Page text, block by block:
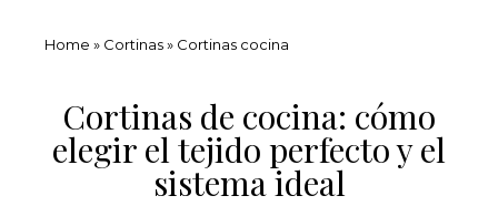
Home » Cortinas» Cortinas cocina
Cortinas de cocina: cómo
elegir el tejido perfecto y el
sistema ideal